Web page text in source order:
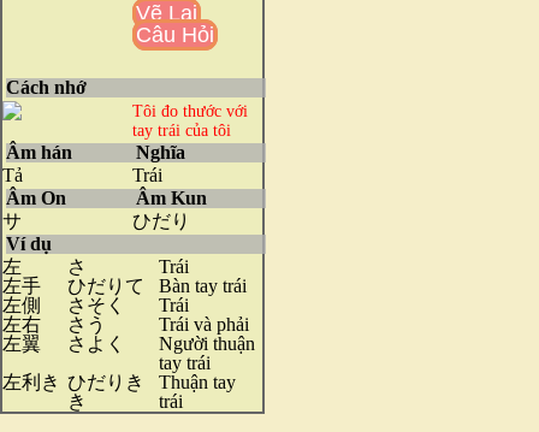
Vẽ Lại
Câu Hỏi
Cách nhớ
Tôi đo thước với
tay trái của tôi
Âm hán
Tả
Nghĩa
Trái
Âm On
サ
Âm Kun
ひだり
Ví dụ
左
さ
Trái
左手
ひだりて
Bàn tay trái
左側
さそく
Trái
左右
さう
Trái và phải
左翼
さよく
Người thuận
tay trái
左利き ひだりき
き
Thuận tay
trái